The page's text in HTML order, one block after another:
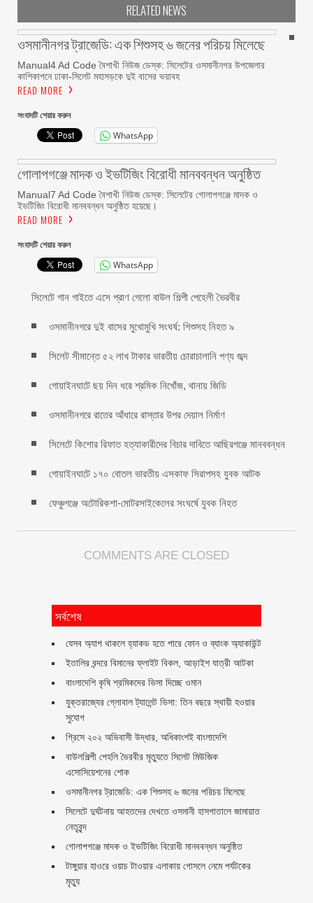
RELATED NEWS
ওসমানীনগর ট্রাজেডি: এক শিশুসহ ৬ জনের পরিচয় মিলেছে
Manual4 Ad Code বৈশাখী নিউজ ডেস্ক: সিলেটের ওসমানীনগর উপজেলার
কাশিকাপনে ঢাকা-সিলেট মহাসড়কে দুই বাসের ভয়াবহ
READ MORE
সংবাদটি শেয়ার করুন
WhatsApp
গোলাপগঞ্জে মাদক ও ইভটিজিং বিরোধী মানববন্ধন অনুষ্ঠিত
Manual7 Ad Code বৈশাখী নিউজ ডেস্ক: সিলেটের গোলাপগঞ্জে মাদক ও
ইভটিজিং বিরোধী মানববন্ধন অনুষ্ঠিত হয়েছে।
READ MORE
সংবাদটি শেয়ার করুন
WhatsApp
সিলেটে গান গাইতে এসে প্রাণ গেলো বাউল শিল্পী পেহেলী ভৈরবীর
ওসমানীনগরে দুই বাসের মুখোমুখি সংঘর্ষ: শিশুসহ নিহত ৯
সিলেট সীমান্তে ৫২ লাখ টাকার ভারতীয় চোরাচালানি পণ্য জব্দ
গোয়াইনঘাটে ছয় দিন ধরে শ্রমিক নিখোঁজ, থানায় জিডি
ওসমানীনগরে রাতের আঁধারে রাস্তার উপর দেয়াল নির্মাণ
সিলেটে কিশোর রিফাত হত্যাকারীদের বিচার দাবিতে আছিরগঞ্জে মানববন্ধন
গোয়াইনঘাটে ১৭০ বোতল ভারতীয় এসকাফ সিরাপসহ যুবক আটক
ফেঞ্চুগঞ্জে অটোরিকশা-মোটরসাইকেলের সংঘর্ষে যুবক নিহত
COMMENTS ARE CLOSED
সর্বশেষ
যেসব অ্যাপ থাকলে হ্যাকড হতে পারে ফোন ও ব্যাংক অ্যাকাউন্ট
ইতালির বন্দরে বিমানের ফ্লাইট বিকল, আড়াইশ যাত্রী আটকা
বাংলাদেশি কৃষি শ্রমিকদের ভিসা দিচ্ছে ওমান
যুক্তরাজ্যের গ্লোবাল ট্যালেন্ট ভিসা: তিন বছরে স্থায়ী হওয়ার
সুযোগ
গ্রিসে ২০২ অভিবাসী উদ্ধার, অধিকাংশই বাংলাদেশি
বাউলশিল্পী পেহলি ভৈরবীর মৃত্যুতে সিলেট মিউজিক
এসোসিয়েশনের শোক
ওসমানীনগর ট্রাজেডি: এক শিশুসহ ৬ জনের পরিচয় মিলেছে
সিলেটে দুর্ঘটনায় আহতদের দেখতে ওসমানী হাসপাতালে জামায়াত
নেতৃবৃন্দ
গোলাপগঞ্জে মাদক ও ইভটিজিং বিরোধী মানববন্ধন অনুষ্ঠিত
টাঙ্গুয়ার হাওরে ওয়াচ টাওয়ার এলাকায় গোসলে নেমে পর্যটকের
মৃত্যু